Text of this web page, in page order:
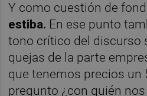
Y como cuestión de
estiba. En ese punto
tono crítico del discurso
quejas de la parte
que tenemos precios un
pregunto ¿con quién nos